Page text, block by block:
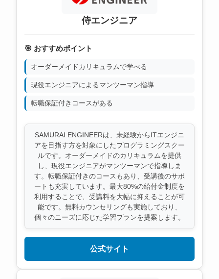
侍エンジニア
🎯 おすすめポイント
オーダーメイドカリキュラムで学べる
現役エンジニアによるマンツーマン指導
転職保証付きコースがある
SAMURAI ENGINEERは、未経験からITエンジニ
アを目指す方を対象にしたプログラミングスクー
ルです。オーダーメイドのカリキュラムを提供
し、現役エンジニアがマンツーマンで指導しま
す。転職保証付きのコースもあり、受講後のサポ
ートも充実しています。最大80%の給付金制度を
利用することで、受講料を大幅に抑えることが可
能です。無料カウンセリングも実施しており、
個々のニーズに応じた学習プランを提案します。
公式サイト